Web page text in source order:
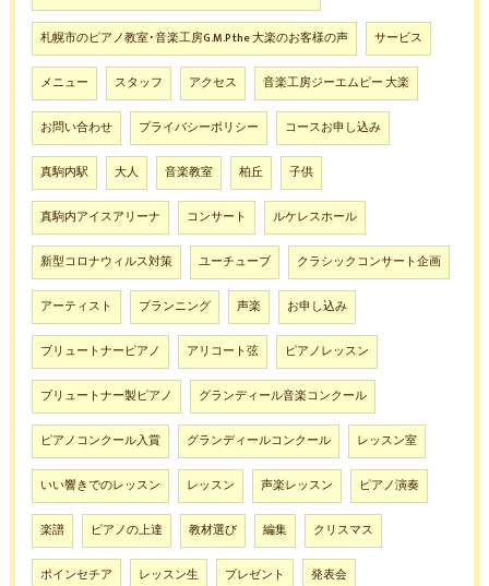
札幌市のピアノ教室･音楽工房G.M.P the 大楽のお客様の声 サービス
メニュー スタッフ アクセス 音楽工房ジーエムピー 大楽
お問い合わせ プライバシーポリシー コースお申し込み
真駒内駅 大人 音楽教室 柏丘 子供
真駒内アイスアリーナ コンサート ルケレスホール
新型コロナウィルス対策 ユーチューブ クラシックコンサート企画
アーティスト プランニング 声楽 お申し込み
ブリュートナーピアノ アリコート弦 ピアノレッスン
ブリュートナー製ピアノ グランディール音楽コンクール
ピアノコンクール入賞 グランディールコンクール レッスン室
いい響きでのレッスン レッスン 声楽レッスン ピアノ演奏
楽譜 ピアノの上達 教材選び 編集 クリスマス
ポインセチア レッスン生 プレゼント 発表会